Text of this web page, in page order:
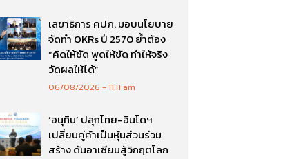
เลขาธิการ คปภ. มอบนโยบาย
จัดทำ OKRs ปี 2570 ย้ำต้อง
“คิดให้ชัด พูดให้ชัด ทำให้จริง
วัดผลให้ได้”
06/08/2026 11:11 am
‘อนุทิน’ ปลุกไทย-อินโดฯ
เปลี่ยนคู่ค้าเป็นหุ้นส่วนร่วม
สร้าง ดันอาเซียนสู้วิกฤตโลก